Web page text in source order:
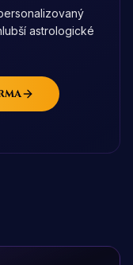
astrologické